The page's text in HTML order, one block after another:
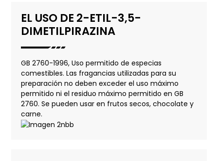
EL USO DE 2-ETIL-3,5-
DIMETILPIRAZINA
GB 2760-1996, Uso permitido de especias
comestibles. Las fragancias utilizadas para su
preparación no deben exceder el uso máximo
permitido ni el residuo máximo permitido en GB
2760. Se pueden usar en frutos secos, chocolate y
carne.